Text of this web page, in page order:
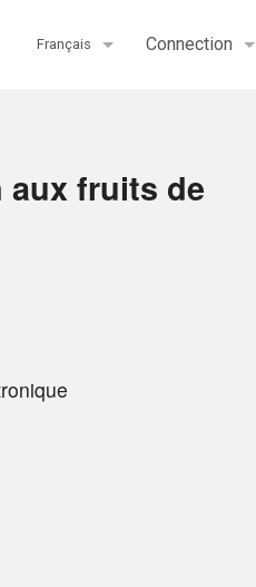
Français Connection
aux fruits de